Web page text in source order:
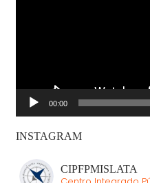
00:00
INSTAGRAM
CIPFPMISLATA